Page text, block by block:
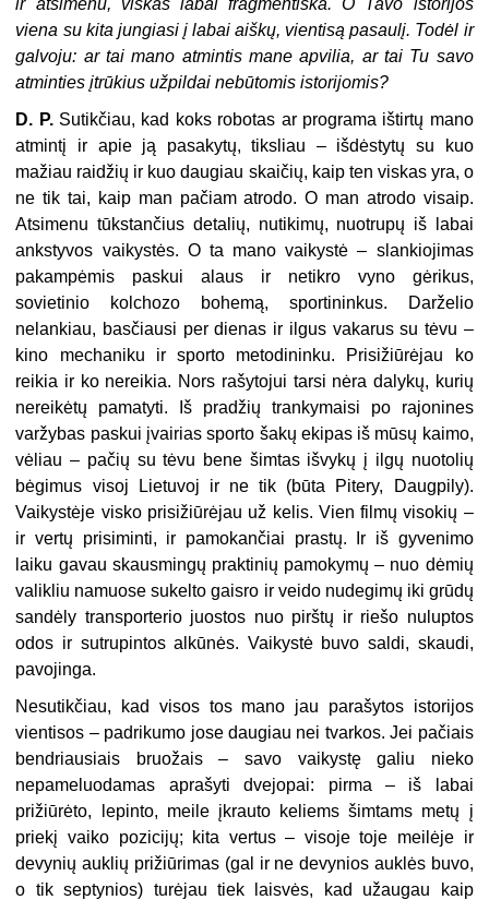
viena su kita jungiasi į labai aiškų, vientisą pasaulį. Todėl ir
galvoju: ar tai mano atmintis mane apvilia, ar tai Tu savo
atminties įtrūkius užpildai nebūtomis istorijomis?
D. P.Sutikčiau, kad koks robotas ar programa ištirtų mano
atmintį ir apie ją pasakytų, tiksliau – išdėstytų su kuo
mažiau raidžių ir kuo daugiau skaičių, kaip ten viskas yra, o
ne tik tai, kaip man pačiam atrodo. O man atrodo visaip.
Atsimenu tūkstančius detalių, nutikimų, nuotrupų iš labai
ankstyvos vaikystės. O ta mano vaikystė – slankiojimas
pakampėmis paskui alaus ir netikro vyno gėrikus,
sovietinio kolchozo bohemą, sportininkus. Darželio
nelankiau, basčiausi per dienas ir ilgus vakarus su tėvu –
kino mechaniku ir sporto metodininku. Prisižiūrėjau ko
reikia ir ko nereikia. Nors rašytojui tarsi nėra dalykų, kurių
nereikėtų pamatyti. Iš pradžių trankymaisi po rajonines
varžybas paskui įvairias sporto šakų ekipas iš mūsų kaimo,
vėliau – pačių su tėvu bene šimtas išvykų į ilgų nuotolių
bėgimus visoj Lietuvoj ir ne tik (būta Pitery, Daugpily).
Vaikystėje visko prisižiūrėjau už kelis. Vien filmų visokių –
ir vertų prisiminti, ir pamokančiai prastų. Ir iš gyvenimo
laiku gavau skausmingų praktinių pamokymų – nuo dėmių
valikliu namuose sukelto gaisro ir veido nudegimų iki grūdų
sandėly transporterio juostos nuo pirštų ir riešo nuluptos
odos ir sutrupintos alkūnės. Vaikystė buvo saldi, skaudi,
pavojinga.
Nesutikčiau, kad visos tos mano jau parašytos istorijos
vientisos – padrikumo jose daugiau nei tvarkos. Jei pačiais
bendriausiais bruožais – savo vaikystę galiu nieko
nepameluodamas aprašyti dvejopai: pirma – iš labai
prižiūrėto, lepinto, meile įkrauto keliems šimtams metų į
priekį vaiko pozicijų; kita vertus – visoje toje meilėje ir
devynių auklių prižiūrimas (gal ir ne devynios auklės buvo,
o tik septynios) turėjau tiek laisvės, kad užaugau kaip